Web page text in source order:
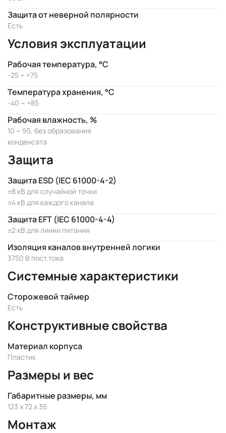
Защита от неверной полярности
Есть
Условия эксплуатации
Рабочая температура, °C
-25 ~ +75
Температура хранения, °C
-40 ~ +85
Рабочая влажность, %
10 ~ 95, без образования
конденсата
Защита
Защита ESD (IEC 61000-4-2)
±8 кВ для случайной точки
±4 кВ для каждого канала
Защита EFT (IEC 61000-4-4)
±2 кВ для линии питания
Изоляция каналов внутренней логики
3750 В пост.тока
Системные характеристики
Сторожевой таймер
Есть
Конструктивные свойства
Материал корпуса
Пластик
Размеры и вес
Габаритные размеры, мм
123 x 72 x 35
Монтаж